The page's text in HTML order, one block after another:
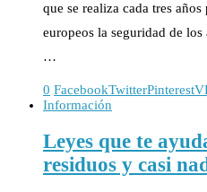
que se realiza cada tres
europeos la seguridad de
…
0 FacebookTwitterPinterest
Información
Leyes que te
residuos y casi